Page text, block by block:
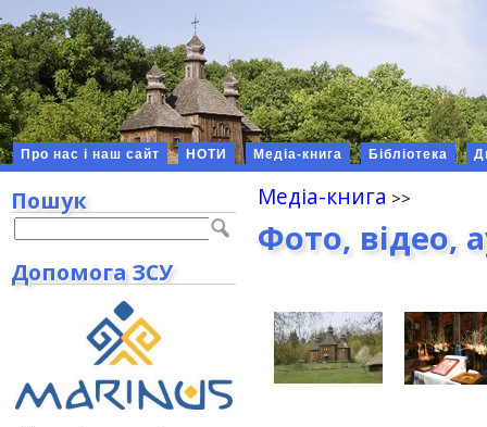
Про нас і наш сайт НОТИ Медіа-книга Бібліотека
Медіа-книга
Фото, відео,
Пошук
Допомога ЗСУ